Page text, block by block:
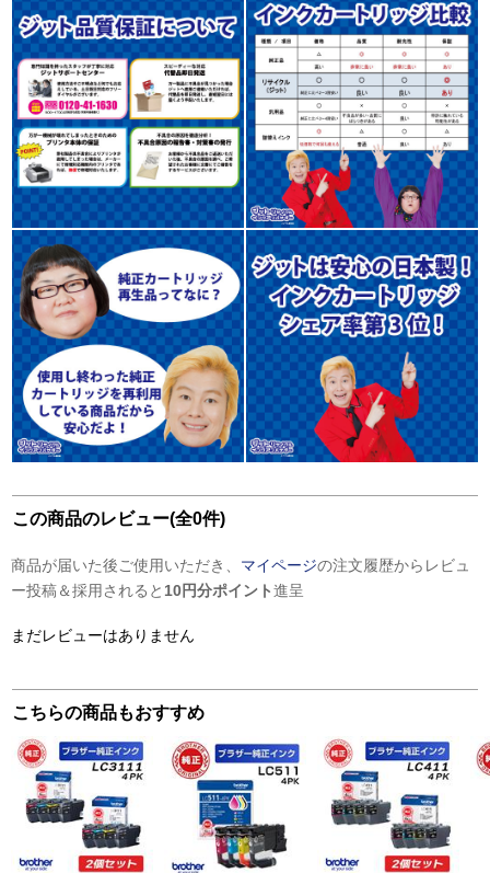
この商品のレビュー(全0件)
商品が届いた後ご使用いただき、 マイページの注文履歴からレビュ
ー投稿＆採用されると 10円分ポイント進呈
まだレビューはありません
こちらの商品もおすすめ